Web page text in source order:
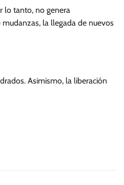
lo tanto, no genera
la llegada de nuevos
Asimismo, la liberación